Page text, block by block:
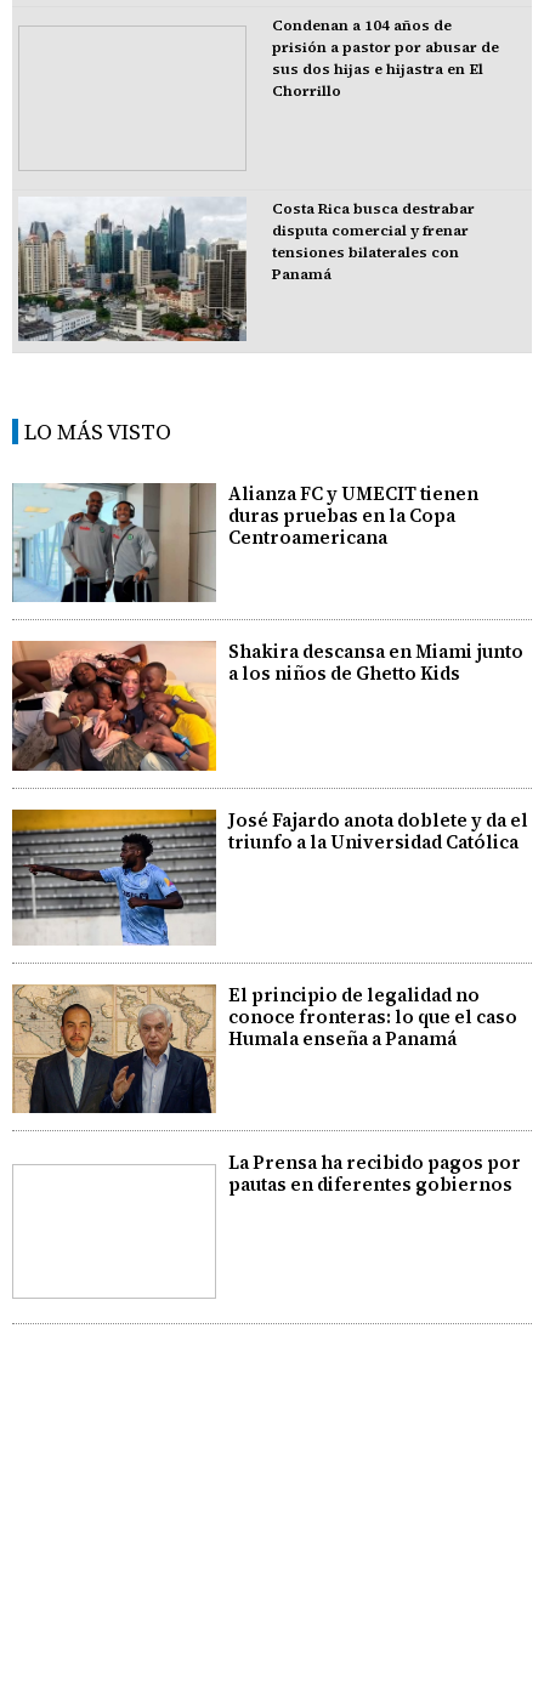
Condenan a 104 años de
prisión a pastor por abusar de
sus dos hijas e hijastra en El
Chorrillo
Costa Rica busca destrabar
disputa comercial y frenar
tensiones bilaterales con
Panamá
LO MÁS VISTO
Alianza FC y UMECIT tienen
duras pruebas en la Copa
Centroamericana
Shakira descansa en Miami junto
a los niños de Ghetto Kids
José Fajardo anota doblete y da el
triunfo a la Universidad Católica
El principio de legalidad no
conoce fronteras: lo que el caso
Humala enseña a Panamá
La Prensa ha recibido pagos por
pautas en diferentes gobiernos